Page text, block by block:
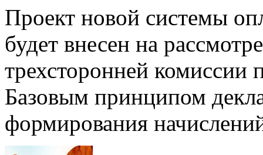
Проект новой системы
будет внесен на
трехсторонней комиссии
Базовым принципом
формирования